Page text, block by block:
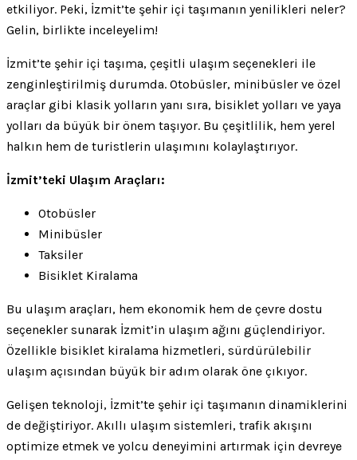
etkiliyor. Peki, İzmit’te şehir içi taşımanın yenilikleri neler?
Gelin, birlikte inceleyelim!
İzmit’te şehir içi taşıma, çeşitli ulaşım seçenekleri ile
zenginleştirilmiş durumda. Otobüsler, minibüsler ve özel
araçlar gibi klasik yolların yanı sıra, bisiklet yolları ve yaya
yolları da büyük bir önem taşıyor. Bu çeşitlilik, hem yerel
halkın hem de turistlerin ulaşımını kolaylaştırıyor.
İzmit’teki Ulaşım Araçları:
Otobüsler
Minibüsler
Taksiler
Bisiklet Kiralama
Bu ulaşım araçları, hem ekonomik hem de çevre dostu
seçenekler sunarak İzmit’in ulaşım ağını güçlendiriyor.
Özellikle bisiklet kiralama hizmetleri, sürdürülebilir
ulaşım açısından büyük bir adım olarak öne çıkıyor.
Gelişen teknoloji, İzmit’te şehir içi taşımanın dinamiklerini
de değiştiriyor. Akıllı ulaşım sistemleri, trafik akışını
optimize etmek ve yolcu deneyimini artırmak için devreye